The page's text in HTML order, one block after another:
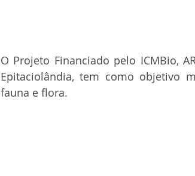
O Projeto Financiado pelo ICMBio,
Epitaciolândia, tem como objetivo
fauna e flora.